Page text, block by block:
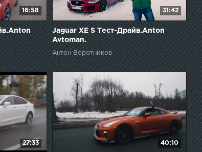
16:58 31:42
Jaguar XE S Тест-Драйв.Anton
Avtoman.
Антон Воротников
27:33 40:10